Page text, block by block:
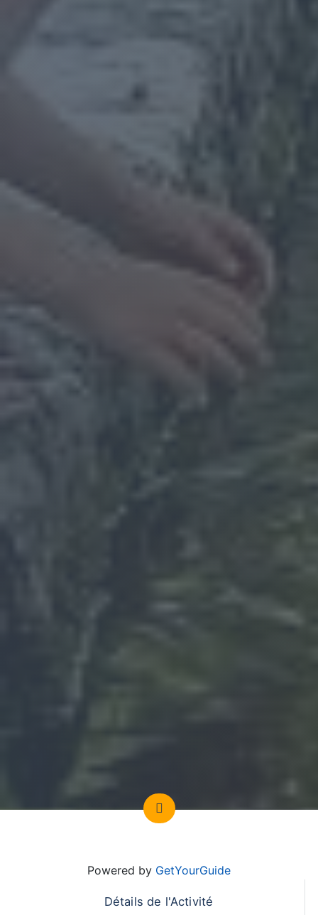
Powered by GetYourGuide
Détails de l'Activité